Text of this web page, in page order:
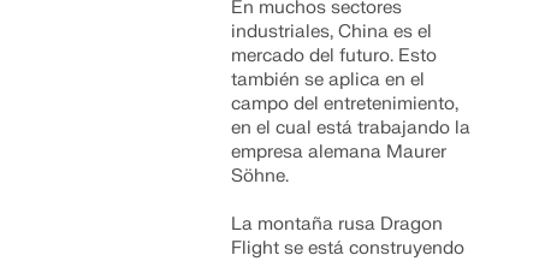
En muchos sectores
industriales, China es el
mercado del futuro. Esto
también se aplica en el
campo del entretenimiento,
en el cual está trabajando la
empresa alemana Maurer
Söhne.
La montaña rusa Dragon
Flight se está construyendo